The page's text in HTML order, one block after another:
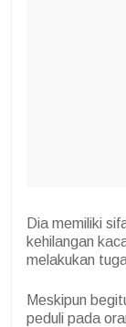
Dia memiliki
kehilangan
melakukan
Meskipun
peduli pada